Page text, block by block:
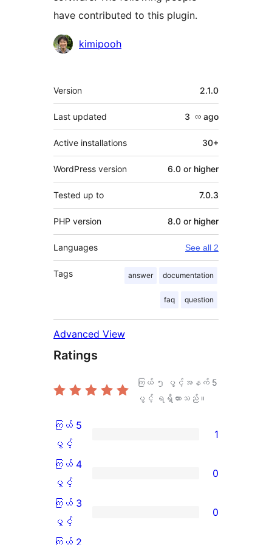
have contributed to this plugin.
Contributors
kimipooh
Meta
Version 2.1.0
Last updated 3 လ ago
Active installations 30+
WordPress version 6.0 or higher
Tested up to 7.0.3
PHP version 8.0 or higher
Languages See all 2
Tags answer documentation
faq question
Advanced View
Ratings
ကြယ် ၅ ပွင့်အနက် 5
ပွင့် ရရှိထားသည်။
ကြယ်
5
ပွင့်
အဆင့်
သုံးသပ်
ကြယ် 5
ပွင့်
1
ကြယ်
4
ပွင့်
အဆင့်
ကြယ် 4
ပွင့်
0
ကြယ်
3
ကြယ် 3
ပွင့်
0
ကြယ် 2